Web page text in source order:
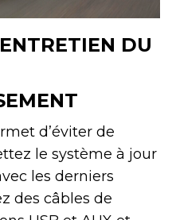
DU
d’éviter de
le système à jour
les derniers
des câbles de